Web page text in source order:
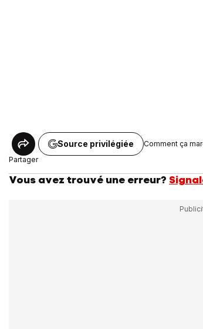
Partager
Source privilégiée Comment ça
Vous avez trouvé une erreur?